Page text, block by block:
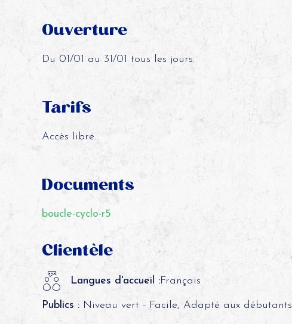
Ouverture
Du 01/01 au 31/01 tous les jours.
Tarifs
Accès libre.
Documents
boucle-cyclo-r5
Clientèle
Langues d'accueil :Français
Publics :Niveau vert - Facile, Adapté aux débutants